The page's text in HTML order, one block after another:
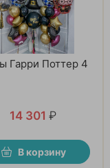
Гарри Поттер 4
14 301 ₽
В корзину